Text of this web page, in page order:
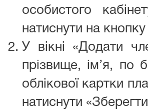
особистого
натиснути на
У вікні «Додати
прізвище, ім’я, по
облікової картки
натиснути